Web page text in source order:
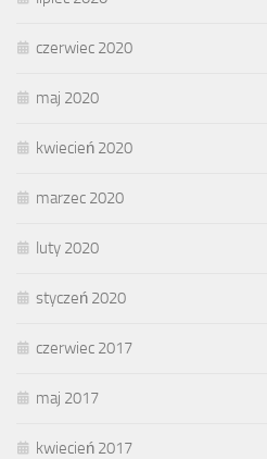
czerwiec 2020
maj 2020
kwiecień 2020
marzec 2020
luty 2020
styczeń 2020
czerwiec 2017
maj 2017
kwiecień 2017